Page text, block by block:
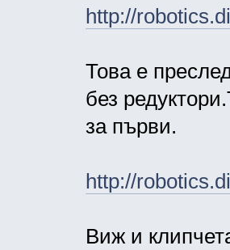
http://
Това е
без
за първи.
http://
Виж и